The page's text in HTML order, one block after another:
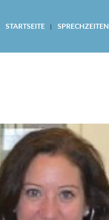
STARTSEITE SPRECHZEITEN